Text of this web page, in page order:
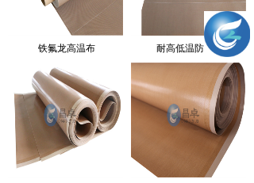
铁氟龙高温布 耐高低温防粘布